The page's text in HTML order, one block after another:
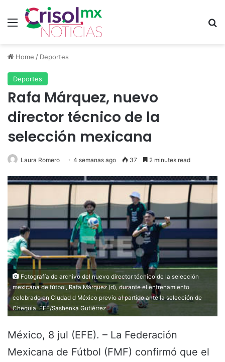
Menu
Home / Deportes
Deportes
Rafa Márquez, nuevo
director técnico de la
selección mexicana
Laura Romero 4 semanas ago 37 2 minutes read
Fotografía de archivo del nuevo director técnico de la selección
mexicana de fútbol, Rafa Márquez (d), durante el entrenamiento
celebrado en Ciudad d México previo al partido ante la selección de
Chequia. EFE/Sashenka Gutiérrez
México, 8 jul (EFE). – La Federación
Mexicana de Fútbol (FMF) confirmó que el